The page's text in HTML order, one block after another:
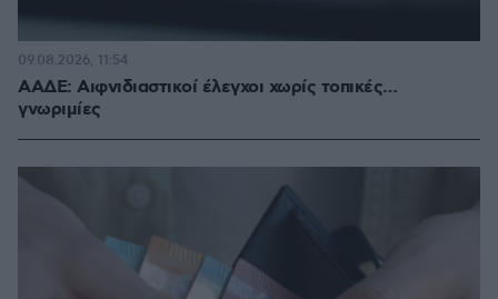
ΑΑΔΕ: Αιφνιδιαστικοί έλεγχοι χωρίς τοπικές…
γνωριμίες
09.08.2026, 11:54